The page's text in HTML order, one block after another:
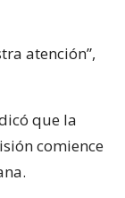
atención”,
que la
comience